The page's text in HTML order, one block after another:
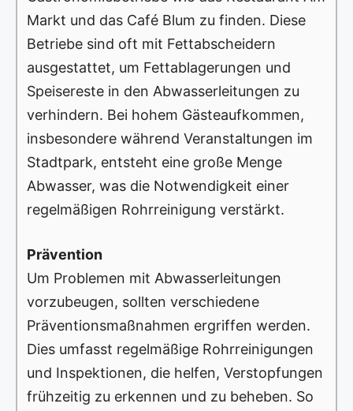
Markt und das Café Blum zu finden. Diese
Betriebe sind oft mit Fettabscheidern
ausgestattet, um Fettablagerungen und
Speisereste in den Abwasserleitungen zu
verhindern. Bei hohem Gästeaufkommen,
insbesondere während Veranstaltungen im
Stadtpark, entsteht eine große Menge
Abwasser, was die Notwendigkeit einer
regelmäßigen Rohrreinigung verstärkt.
Prävention
Um Problemen mit Abwasserleitungen
vorzubeugen, sollten verschiedene
Präventionsmaßnahmen ergriffen werden.
Dies umfasst regelmäßige Rohrreinigungen
und Inspektionen, die helfen, Verstopfungen
frühzeitig zu erkennen und zu beheben. So